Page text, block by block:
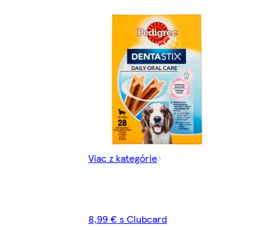
Viac z kategórie
8,99 € s Clubcard